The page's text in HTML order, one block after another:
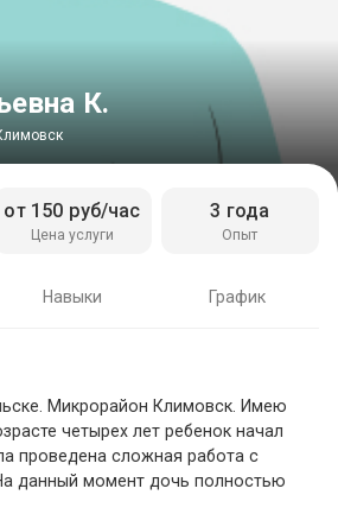
К.
Цена услуги
от 150 руб/час
Опыт
3 года
Навыки График
Микрорайон Климовск. Имею
четырех лет ребенок начал
проведена сложная работа с
данный момент дочь полностью